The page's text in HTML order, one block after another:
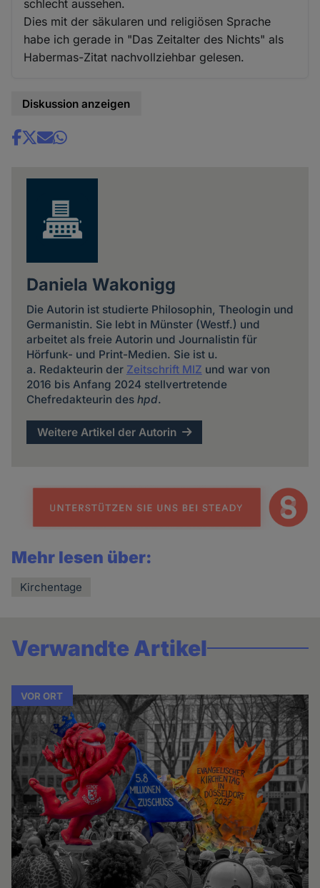
schlecht aussehen.
Dies mit der säkularen und religiösen Sprache
habe ich gerade in "Das Zeitalter des Nichts" als
Habermas-Zitat nachvollziehbar gelesen.
Diskussion anzeigen
Share
Daniela Wakonigg
Die Autorin ist studierte Philosophin, Theologin und
Germanistin. Sie lebt in Münster (Westf.) und
arbeitet als freie Autorin und Journalistin für
Hörfunk- und Print-Medien. Sie ist u.
a. Redakteurin der Zeitschrift MIZ und war von
2016 bis Anfang 2024 stellvertretende
Chefredakteurin des hpd.
Weitere Artikel der Autorin
Mehr lesen über:
Kirchentage
Verwandte Artikel
VOR ORT